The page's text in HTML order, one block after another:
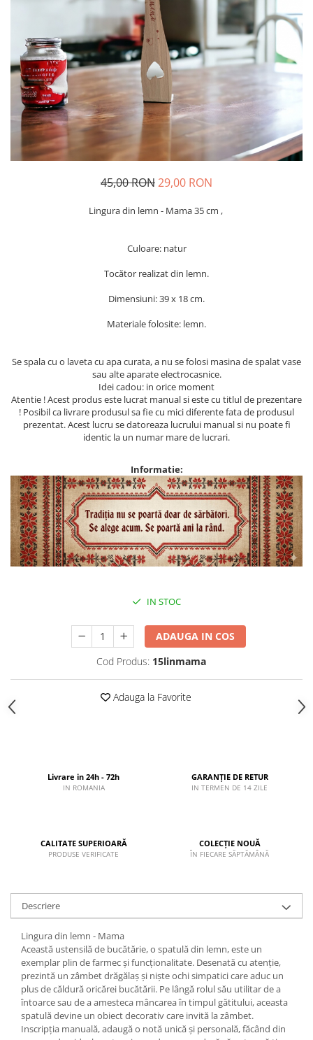
Treninguri
Ii traditionale
Rochii traditionale
Rochii Elegante
Costume populare
Fote & Catrinte
45,00 RON29,00 RON
Lingura din lemn - Mama 35 cm ,
Culoare: natur
Tocător realizat din lemn.
Dimensiuni: 39 x 18 cm.
Materiale folosite: lemn.
Se spala cu o laveta cu apa curata, a nu se folosi masina de spalat vase
sau alte aparate electrocasnice.
Idei cadou: in orice moment
Atentie ! Acest produs este lucrat manual si este cu titlul de prezentare
! Posibil ca livrare produsul sa fie cu mici diferente fata de produsul
prezentat. Acest lucru se datoreaza lucrului manual si nu poate fi
identic la un numar mare de lucrari.
Informatie:
IN STOC
ADAUGA IN COS
Cod Produs: 15linmama
Adauga la Favorite
Livrare in 24h - 72h
IN ROMANIA
GARANȚIE DE RETUR
IN TERMEN DE 14 ZILE
CALITATE SUPERIOARĂ
PRODUSE VERIFICATE
COLECȚIE NOUĂ
ÎN FIECARE SĂPTĂMÂNĂ
Descriere
Lingura din lemn - Mama
Această ustensilă de bucătărie, o spatulă din lemn, este un
exemplar plin de farmec și funcționalitate. Desenată cu atenție,
prezintă un zâmbet drăgălaș și niște ochi simpatici care aduc un
plus de căldură oricărei bucătării. Pe lângă rolul său utilitar de a
întoarce sau de a amesteca mâncarea în timpul gătitului, aceasta
spatulă devine un obiect decorativ care invită la zâmbet.
Inscripția manuală, adaugă o notă unică și personală, făcând din